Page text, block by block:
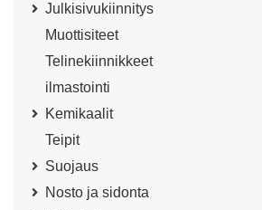
Julkisivukiinnitys
Muottisiteet
Telinekiinnikkeet
ilmastointi
Kemikaalit
Teipit
Suojaus
Nosto ja sidonta